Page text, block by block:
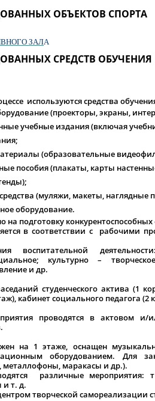
ОБЪЕКТОВ СПОРТА
ЗАЛА
СРЕДСТВ
используются средства
(проекторы, экраны,
учебные издания (включая
(образовательные
пособия (плакаты, карты
(муляжи, макеты, наглядные
оборудование.
на подготовку
в соответствии с рабочими
воспитательной
культурно –
и др.
студенческого актива (1
кабинет социального педагога (2
проводятся в актовом
на 1 этаже, оснащен
оборудованием. Для
металлофоны, маракасы и др.).
различные мероприятия:
и т. д.
творческой самореализации